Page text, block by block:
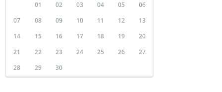
01
02 03 04 05
06
07
08 09 10 11 12
13
14
15 16 17 18 19
20
21
22 23 24 25 26
27
28
29 30